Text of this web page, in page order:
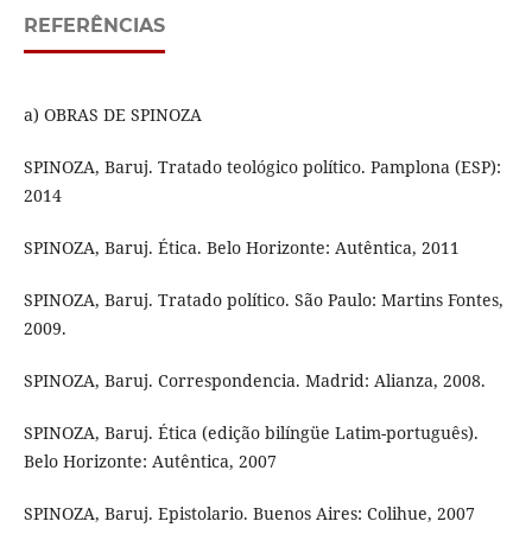
REFERÊNCIAS
a) OBRAS DE SPINOZA
SPINOZA, Baruj. Tratado teológico político. Pamplona (ESP):
2014
SPINOZA, Baruj. Ética. Belo Horizonte: Autêntica, 2011
SPINOZA, Baruj. Tratado político. São Paulo: Martins Fontes,
2009.
SPINOZA, Baruj. Correspondencia. Madrid: Alianza, 2008.
SPINOZA, Baruj. Ética (edição bilíngüe Latim-português).
Belo Horizonte: Autêntica, 2007
SPINOZA, Baruj. Epistolario. Buenos Aires: Colihue, 2007